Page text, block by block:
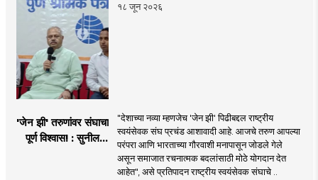
१८ जून २०२६
'जेन झी' तरुणांवर संघाचा
पूर्ण विश्वास! : सुनील
"देशाच्या नव्या म्हणजेच 'जेन झी' पिढीबद्दल राष्ट्रीय
स्वयंसेवक संघ प्रचंड आशावादी आहे. आजचे तरुण आपल्या
परंपरा आणि भारताच्या गौरवाशी मनापासून जोडले गेले
असून समाजात रचनात्मक बदलांसाठी मोठे योगदान देत
आहेत", असे प्रतिपादन राष्ट्रीय स्वयंसेवक संघाचे ..